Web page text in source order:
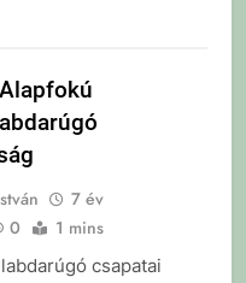
7 év
0 1 mins
csapatai